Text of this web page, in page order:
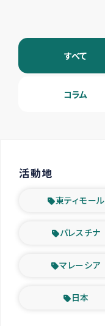
すべて
コラム
活動地
東ティモール
パレスチナ
マレーシア
日本